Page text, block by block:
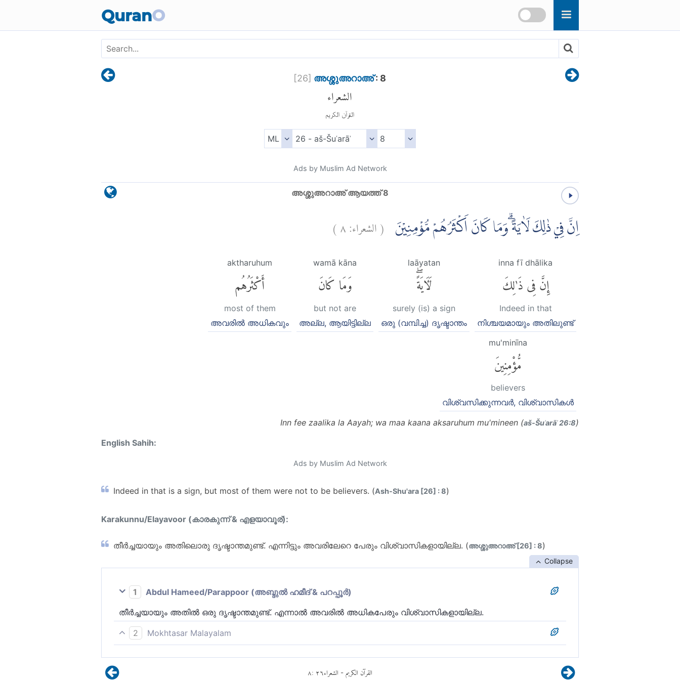
QuranO
[26] അശ്ശുഅറാഅ്: 8
الشعراء
القرآن الكريم
Ads by Muslim Ad Network
അശ്ശുഅറാഅ് ആയത്ത് 8
اِنَّ فِيْ ذٰلِكَ لَاٰيَةًۗ وَمَا كَانَ اَكْثَرُهُمْ مُّؤْمِنِيْنَ (الشعراء:٨)
inna fī dhālika
إِنَّ فِى ذَٰلِكَ
Indeed in that
നിശ്ചയമായും അതിലുണ്ട്
laāyatan
لَءَايَةًۖ
surely (is) a sign
ഒരു (വമ്പിച്ച) ദൃഷ്ടാന്തം
wamā kāna
وَمَا كَانَ
but not are
അല്ല, ആയിട്ടില്ല
aktharuhum
أَكْثَرُهُم
most of them
അവരില്‍ അധികവും
mu'minīna
مُّؤْمِنِينَ
believers
വിശ്വസിക്കുന്നവര്‍, വിശ്വാസികള്‍
Inn fee zaalika la Aayah; wa maa kaana aksaruhum mu'mineen (aš-Šuʿarāʾ 26:8)
English Sahih:
Ads by Muslim Ad Network
Indeed in that is a sign, but most of them were not to be believers. (Ash-Shu'ara [26] : 8)
Karakunnu/Elayavoor (കാരകുന്ന് & എളയാവൂര്):
തീര്‍ച്ചയായും അതിലൊരു ദൃഷ്ടാന്തമുണ്ട്. എന്നിട്ടും അവരിലേറെ പേരും വിശ്വാസികളായില്ല. (അശ്ശുഅറാഅ് [26] : 8)
Collapse
1
Abdul Hameed/Parappoor (അബ്ദുല്‍ ഹമീദ് & പറപ്പൂര്‍)
തീര്‍ച്ചയായും അതില്‍ ഒരു ദൃഷ്ടാന്തമുണ്ട്. എന്നാല്‍ അവരില്‍ ‍അധികപേരും വിശ്വാസികളായില്ല.
2
Mokhtasar Malayalam
അല്ലാഹുവിൽ വിശ്വസിക്കുന്നവരായിരുന്നില്ല.
القرآن الكريم - الشعراء٢٦:٨